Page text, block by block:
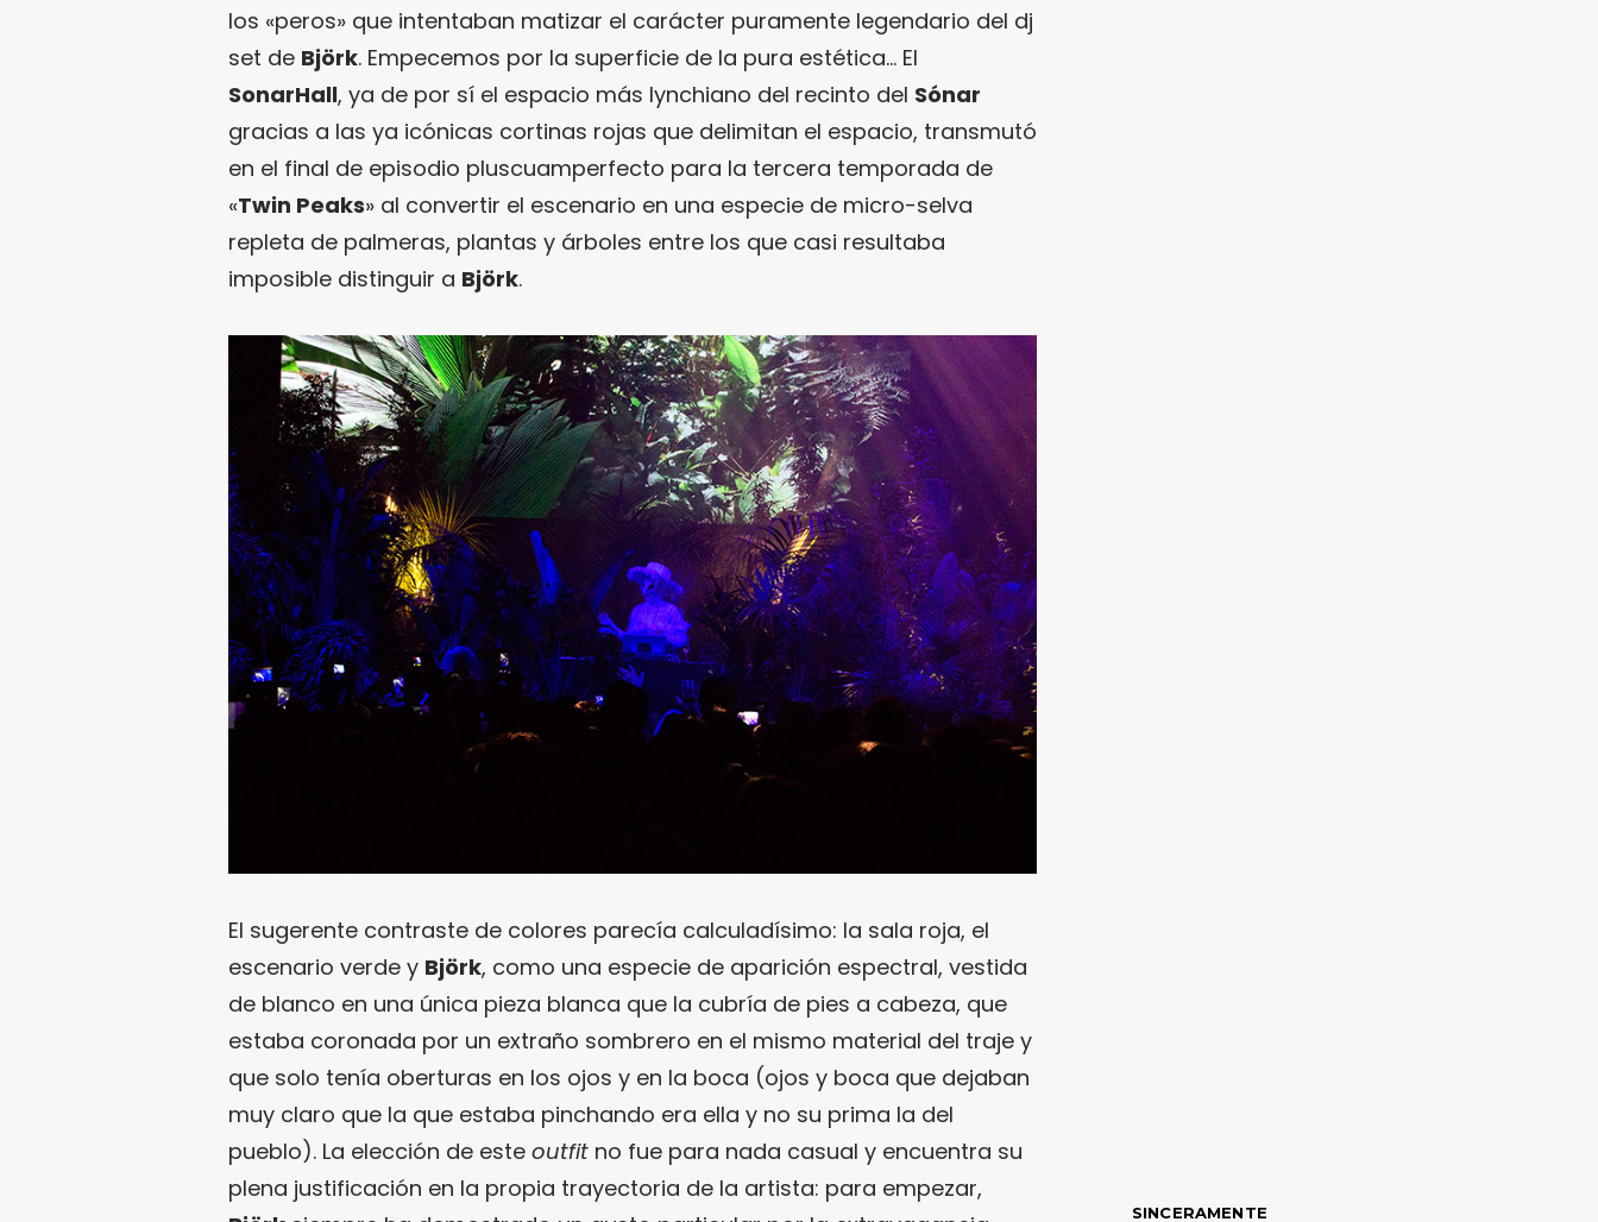
los «peros» que intentaban matizar el carácter puramente legendario del dj
set de Björk. Empecemos por la superficie de la pura estética… El
SonarHall, ya de por sí el espacio más lynchiano del recinto del Sónar
gracias a las ya icónicas cortinas rojas que delimitan el espacio, transmutó
en el final de episodio pluscuamperfecto para la tercera temporada de
«Twin Peaks» al convertir el escenario en una especie de micro-selva
repleta de palmeras, plantas y árboles entre los que casi resultaba
imposible distinguir a Björk.
El sugerente contraste de colores parecía calculadísimo: la sala roja, el
escenario verde y Björk, como una especie de aparición espectral, vestida
de blanco en una única pieza blanca que la cubría de pies a cabeza, que
estaba coronada por un extraño sombrero en el mismo material del traje y
que solo tenía oberturas en los ojos y en la boca (ojos y boca que dejaban
muy claro que la que estaba pinchando era ella y no su prima la del
pueblo). La elección de este outfit no fue para nada casual y encuentra su
plena justificación en la propia trayectoria de la artista: para empezar,
SINCERAMENTE